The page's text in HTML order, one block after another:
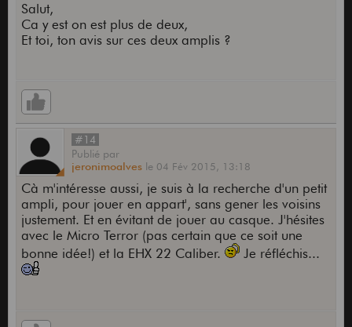
Salut,
Ca y est on est plus de deux,
Et toi, ton avis sur ces deux amplis ?
#14
Publié par
jeronimoalves le 04 Fév 2015, 13:18
Cà m'intéresse aussi, je suis à la recherche d'un petit
ampli, pour jouer en appart', sans gener les voisins
justement. Et en évitant de jouer au casque. J'hésites
avec le Micro Terror (pas certain que ce soit une
bonne idée!) et la EHX 22 Caliber.
Je réfléchis...